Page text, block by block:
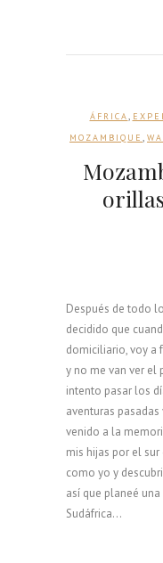
ÁFRICA,
MOZAMBIQUE ,
Después de todo
decidido que
domiciliario, voy a
y no me van ver el
intento pasar los
aventuras
venido a la
mis hijas por el sur
como yo y
así que planeé
Sudáfrica...